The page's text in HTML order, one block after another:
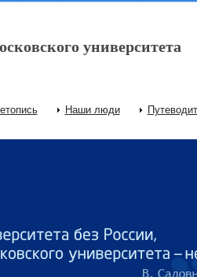
университета
меню
Наши люди